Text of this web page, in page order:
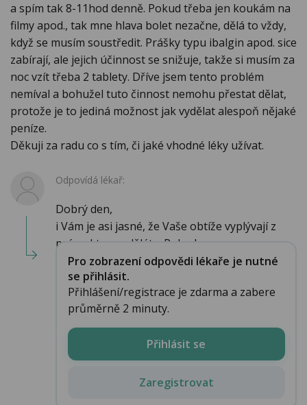
a spím tak 8-11hod denně. Pokud třeba jen koukám na
filmy apod., tak mne hlava bolet nezačne, dělá to vždy,
když se musím soustředit. Prášky typu ibalgin apod. sice
zabírají, ale jejich účinnost se snižuje, takže si musím za
noc vzít třeba 2 tablety. Dříve jsem tento problém
nemíval a bohužel tuto činnost nemohu přestat dělat,
protože je to jediná možnost jak vydělat alespoň nějaké
peníze.
Děkuji za radu co s tím, či jaké vhodné léky užívat.
Odpovídá lékař:
Dobrý den,
i Vám je asi jasné, že Vaše obtíže vyplývají z
práce, kterou děláte. Pokud ...
Pro zobrazení odpovědi lékaře je nutné
se přihlásit.
Přihlášení/registrace je zdarma a zabere
průměrně 2 minuty.
Přihlásit se
Zaregistrovat